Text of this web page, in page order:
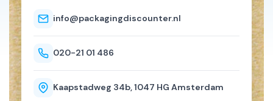
info@packagingdiscounter.nl
020-21 01 486
Kaapstadweg 34b, 1047 HG Amsterdam